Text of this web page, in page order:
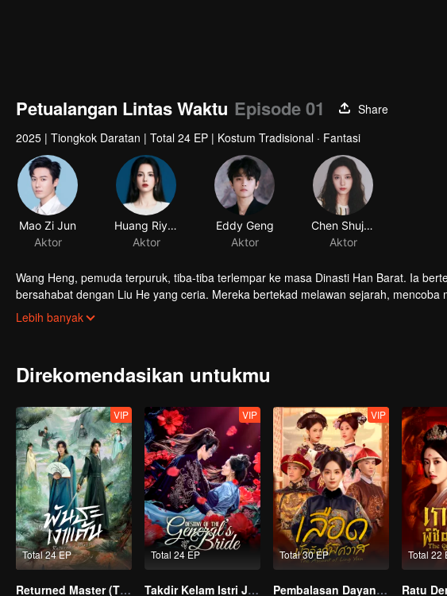
Petualangan Lintas Waktu Episode 01
Share
2025 | Tiongkok Daratan | Total 24 EP | Kostum Tradisional · Fantasi
Mao Zi Jun
Aktor
Huang Riying
Aktor
Eddy Geng
Aktor
Chen Shujun
Aktor
Wang Heng, pemuda terpuruk, tiba-tiba terlempar ke masa Dinasti Han Barat. Ia
bersahabat dengan Liu He yang ceria. Mereka bertekad melawan sejarah,
Sebuah petualangan lintas waktu penuh tantangan pun dimulai.
Lebih banyak
Direkomendasikan untukmu
Total 24 EP
VIP
Returned Master (Thai Ver.)
Total 24 EP
VIP
Takdir Kelam Istri Jenderal
Total 30 EP
VIP
Pembalasan Dayang Istana (Thai Ver.)
Total 22